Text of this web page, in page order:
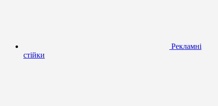
Рекламні
стійки